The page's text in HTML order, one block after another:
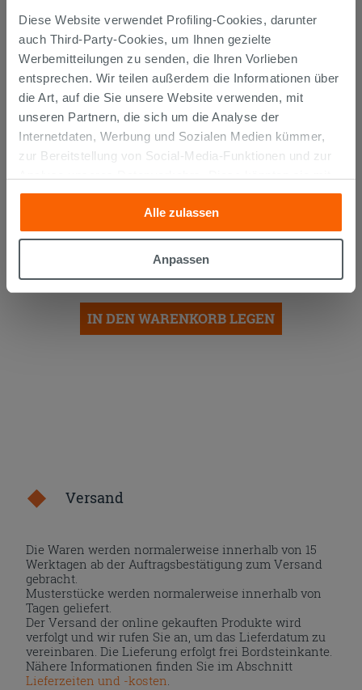
Diese Website verwendet Profiling-Cookies, darunter
auch Third-Party-Cookies, um Ihnen gezielte
Werbemitteilungen zu senden, die Ihren Vorlieben
entsprechen. Wir teilen außerdem die Informationen über
die Art, auf die Sie unsere Website verwenden, mit
unseren Partnern, die sich um die Analyse der
Internetdaten, Werbung und Sozialen Medien kümmer,
zur Bereitstellung von Social-Media-Funktionen und zur
anderen Informationen, die Sie ihnen geliefert haben oder
die sie aufgrund Ihrer Verwendung ihrer Dienste
gesammelt haben, kombinieren. Falls Sie mehr wissen
möchten oder Ihre Zustimmung zu allen oder einigen
Zustimmung kann durch Klicken auf die Schaltfläche
„Cookies akzeptieren“ gegeben werden. Wenn Sie auf
Alle zulassen
Anpassen
WASCHTISCH AUS POLYPROPYLEN
12,90 € /STK.
IN DEN WARENKORB LEGEN
Versand
Die Waren werden normalerweise innerhalb von 15
Werktagen ab der Auftragsbestätigung zum Versand
gebracht.
Musterstücke werden normalerweise innerhalb von
Tagen geliefert.
Der Versand der online gekauften Produkte wird
verfolgt und wir rufen Sie an, um das Lieferdatum zu
vereinbaren. Die Lieferung erfolgt frei Bordsteinkante.
Nähere Informationen finden Sie im Abschnitt
Lieferzeiten und -kosten.